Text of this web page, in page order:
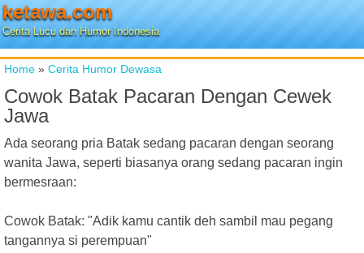
ketawa.com
Cerita Lucu dan Humor Indonesia
Home » Cerita Humor Dewasa
Cowok Batak Pacaran Dengan Cewek
Jawa
Ada seorang pria Batak sedang pacaran dengan seorang
wanita Jawa, seperti biasanya orang sedang pacaran ingin
bermesraan:
Cowok Batak: "Adik kamu cantik deh sambil mau pegang
tangannya si perempuan"